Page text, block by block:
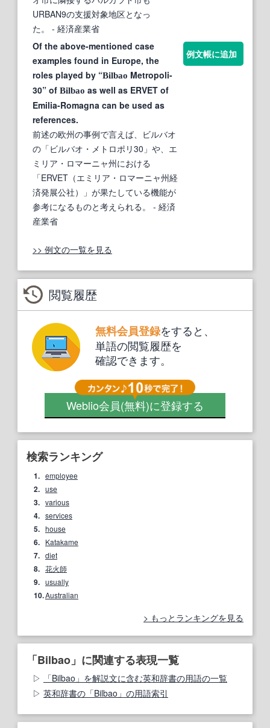
URBAN9の支援対象地区となっ
た。
- 経済産業省
Of the above-mentioned case
examples found in Europe, the
roles played by “Bilbao Metropoli-
30” of Bilbao as well as ERVET of
Emilia-Romagna can be used as
references.
前述の欧州の事例で言えば、ビルバオ
の「ビルバオ・メトロポリ30」や、エ
ミリア・ロマーニャ州における
「ERVET（エミリア・ロマーニャ州経
済発展公社）」が果たしている機能が
参考になるものと考えられる。
- 経済
産業省
例文帳に追加
>> 例文の一覧を見る
閲覧履歴
無料会員登録をすると、
単語の閲覧履歴を
確認できます。
Weblio会員(無料)に登録する
検索ランキング
1. employee
2. use
3. various
4. services
5. house
6. Katakame
7. diet
8. 花火師
9. usually
10.Australian
もっとランキングを見る
「Bilbao」に関連する表現一覧
「Bilbao」を解説文に含む英和辞書の用語の一覧
英和辞書の「Bilbao」の用語索引